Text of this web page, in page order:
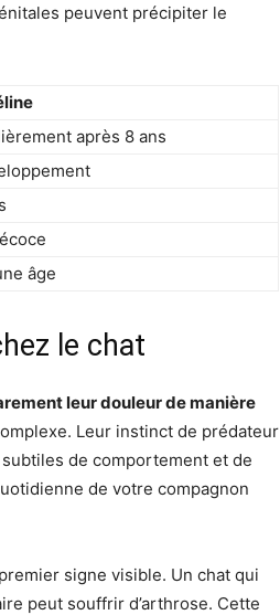
peuvent précipiter le
après 8 ans
âge
le chat
leur douleur de manière
Leur instinct de prédateur
de comportement et de
de votre compagnon
signe visible. Un chat qui
peut souffrir d’arthrose. Cette